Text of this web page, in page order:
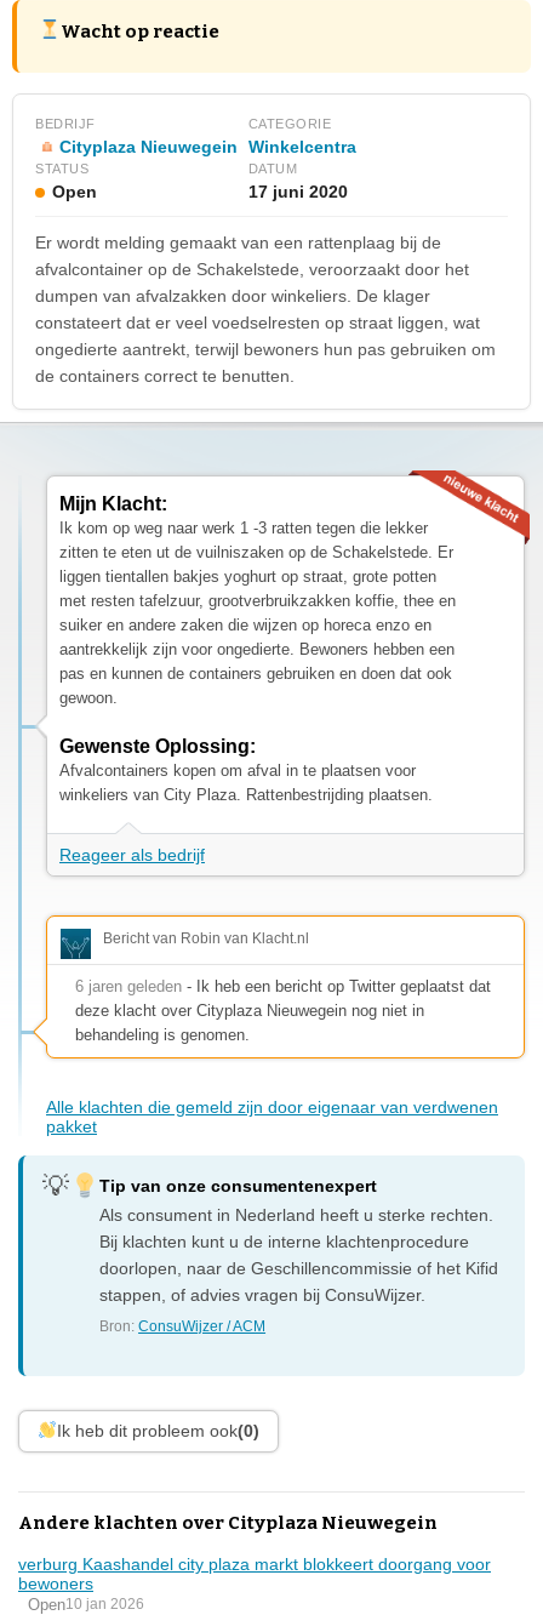
Wacht op reactie
BEDRIJF
Cityplaza Nieuwegein
CATEGORIE
Winkelcentra
STATUS
Open
DATUM
17 juni 2020
Er wordt melding gemaakt van een rattenplaag bij de
afvalcontainer op de Schakelstede, veroorzaakt door het
dumpen van afvalzakken door winkeliers. De klager
constateert dat er veel voedselresten op straat liggen, wat
ongedierte aantrekt, terwijl bewoners hun pas gebruiken om
de containers correct te benutten.
Mijn Klacht:
Ik kom op weg naar werk 1 -3 ratten tegen die lekker
zitten te eten ut de vuilniszaken op de Schakelstede. Er
liggen tientallen bakjes yoghurt op straat, grote potten
met resten tafelzuur, grootverbruikzakken koffie, thee en
suiker en andere zaken die wijzen op horeca enzo en
aantrekkelijk zijn voor ongedierte. Bewoners hebben een
pas en kunnen de containers gebruiken en doen dat ook
gewoon.
Gewenste Oplossing:
Afvalcontainers kopen om afval in te plaatsen voor
winkeliers van City Plaza. Rattenbestrijding plaatsen.
Reageer als bedrijf
Bericht van Robin van Klacht.nl
6 jaren geleden - Ik heb een bericht op Twitter geplaatst dat
deze klacht over Cityplaza Nieuwegein nog niet in
behandeling is genomen.
Alle klachten die gemeld zijn door eigenaar van verdwenen
pakket
Tip van onze consumentenexpert
Als consument in Nederland heeft u sterke rechten.
Bij klachten kunt u de interne klachtenprocedure
doorlopen, naar de Geschillencommissie of het Kifid
stappen, of advies vragen bij ConsuWijzer.
Bron:ConsuWijzer / ACM
Ik heb dit probleem ook(0)
Andere klachten over Cityplaza Nieuwegein
verburg Kaashandel city plaza markt blokkeert doorgang voor
bewoners
Open10 jan 2026